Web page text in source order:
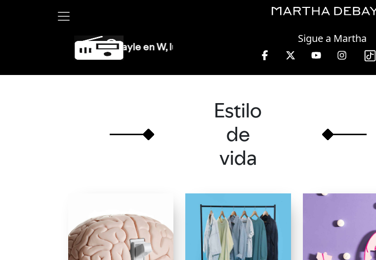
Sigue a Martha
Martha Debayle en W, lunes a viernes de 10 a 13 hrs.
Estilo
de
vida